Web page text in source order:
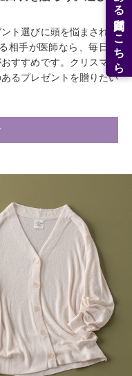
ト選びに頭を悩まされる
相手が医師なら、毎日使
すすめです。クリスマス
るプレゼントを贈りたい